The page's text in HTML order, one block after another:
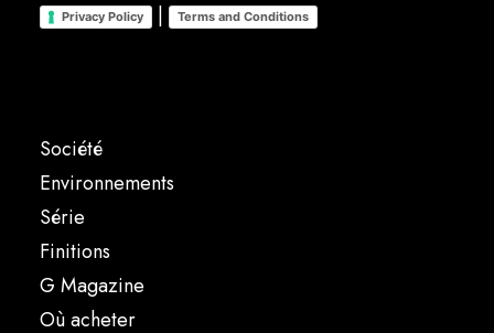
Privacy Policy | Terms and Conditions
Société
Environnements
Série
Finitions
G Magazine
Où acheter